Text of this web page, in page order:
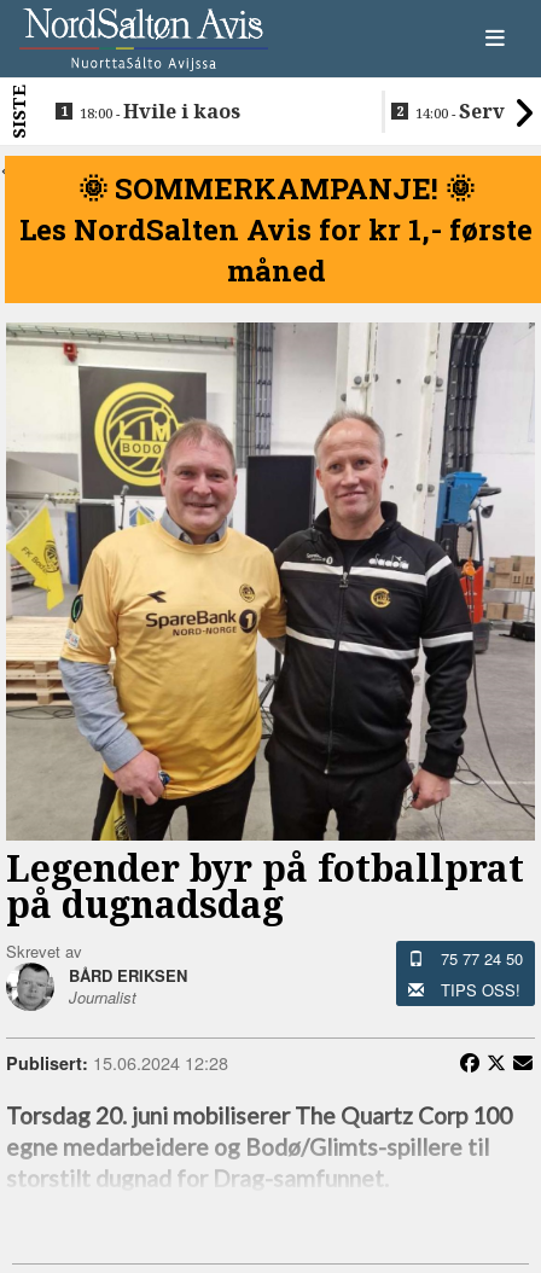
SISTE 18:00 -Hvile i kaos 14:00 -
beboerne
<
🌞 SOMMERKAMPANJE! 🌞
Les NordSalten Avis for kr 1,- første
måned
Legender byr på fotballprat
på dugnadsdag
Skrevet av
BÅRD ERIKSEN
Journalist
75 77 24 50
TIPS OSS!
Publisert: 15.06.2024 12:28
Torsdag 20. juni mobiliserer The Quartz Corp 100
egne medarbeidere og Bodø/Glimts-spillere til
storstilt dugnad for Drag-samfunnet.